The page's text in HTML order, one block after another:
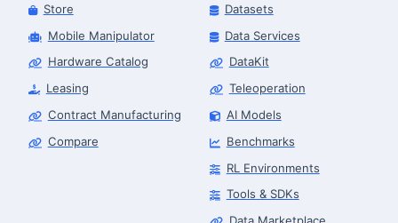
Store
Mobile Manipulator
Hardware Catalog
Leasing
Contract Manufacturing
Compare
Datasets
Data Services
DataKit
Teleoperation
AI Models
Benchmarks
RL Environments
Tools & SDKs